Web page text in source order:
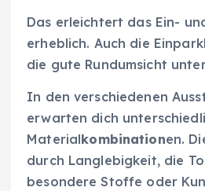
Das erleichtert das Ein-
erheblich. Auch die
die gute Rundumsicht
In den verschiedenen
erwarten dich
Materialkombinationen.
durch Langlebigkeit, die
besondere Stoffe oder